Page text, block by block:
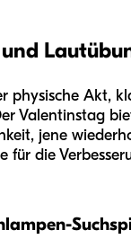
physische Akt,
Valentinstag
jene
für die